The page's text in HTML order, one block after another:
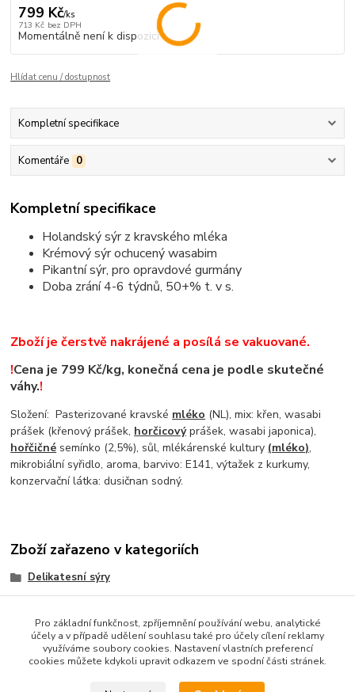
799 Kč/ks
713 Kč bez DPH
Momentálně není k dispozici
Hlídat cenu / dostupnost
Kompletní specifikace
Komentáře 0
Kompletní specifikace
Holandský sýr z kravského mléka
Krémový sýr ochucený wasabim
Pikantní sýr, pro opravdové gurmány
Doba zrání 4-6 týdnů, 50+% t. v s.
Zboží je čerstvě nakrájené a posílá se vakuované.
!Cena je 799 Kč/kg, konečná cena je podle skutečné
váhy.!
Složení: Pasterizované kravské mléko (NL), mix: křen, wasabi
prášek (křenový prášek, horčicovýprášek, wasabi japonica),
hořčičné semínko (2,5%), sůl, mlékárenské kultury (mléko),
mikrobiální syřidlo, aroma, barvivo: E141, výtažek z kurkumy,
konzervační látka: dusičnan sodný.
Zboží zařazeno v kategoriích
Delikatesní sýry
Pro základní funkčnost, zpříjemnění používání webu, analytické
účely a v případě udělení souhlasu také pro účely cílení reklamy
využíváme soubory cookies. Nastavení vlastních preferencí
cookies můžete kdykoli upravit odkazem ve spodní části stránek.